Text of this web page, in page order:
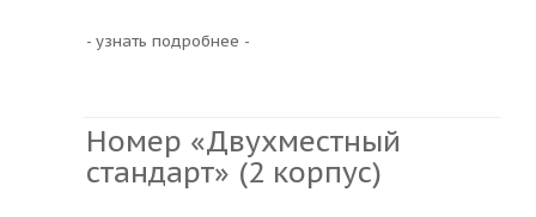
- узнать подробнее -
Номер «Двухместный
стандарт» (2 корпус)